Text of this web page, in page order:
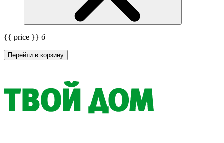
{{ price }} б
Перейти в корзину